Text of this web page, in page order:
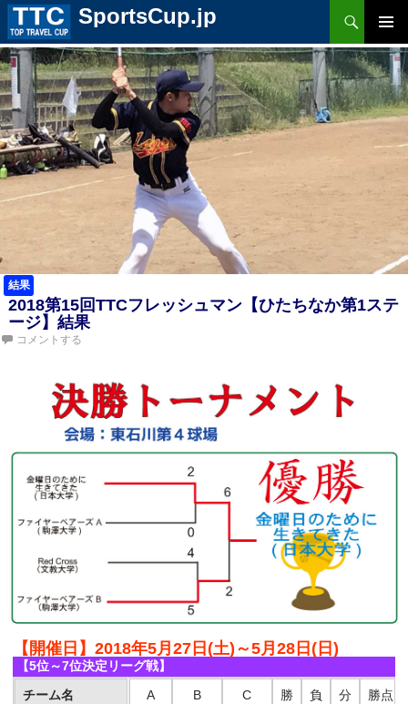
SportsCup.jp
検
メ
イ
ン
メ
ニ
ュ
ー
コ
ン
テ
ン
ツ
へ
ス
キ
ッ
プ
結果
2018第15回TTCフレッシュマン【ひたちなか第1ステ
ージ】結果
コメントする
【開催日】2018年5月27日(土)～5月28日(日)
【5位～7位決定リーグ戦】
A B C 勝 負 分 勝点
チーム名